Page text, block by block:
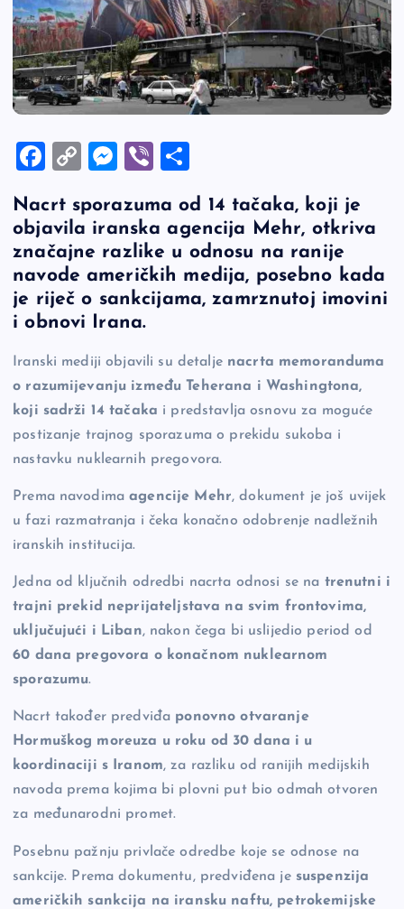
F
c
e
b
o
o
k
C
p
y
Li
n
k
M
se
n
g
er
Vi
er ar
e
Nacrt sporazuma od 14 tačaka, koji je
objavila iranska agencija Mehr, otkriva
značajne razlike u odnosu na ranije
navode američkih medija, posebno kada
je riječ o sankcijama, zamrznutoj imovini
i obnovi Irana.
Iranski mediji objavili su detalje nacrta memoranduma
o razumijevanju između Teherana i Washingtona,
koji sadrži 14 tačaka i predstavlja osnovu za moguće
postizanje trajnog sporazuma o prekidu sukoba i
nastavku nuklearnih pregovora.
Prema navodimaagencije Mehr, dokument je još uvijek
u fazi razmatranja i čeka konačno odobrenje nadležnih
iranskih institucija.
Jedna od ključnih odredbi nacrta odnosi se na trenutni i
trajni prekid neprijateljstava na svim frontovima,
uključujući i Liban, nakon čega bi uslijedio period od
60 dana pregovora o konačnom nuklearnom
sporazumu.
Nacrt također predviđa ponovno otvaranje
Hormuškog moreuza u roku od 30 dana i u
koordinaciji s Iranom, za razliku od ranijih medijskih
navoda prema kojima bi plovni put bio odmah otvoren
za međunarodni promet.
Posebnu pažnju privlače odredbe koje se odnose na
sankcije. Prema dokumentu, predviđena je suspenzija
američkih sankcija na iransku naftu, petrokemijske